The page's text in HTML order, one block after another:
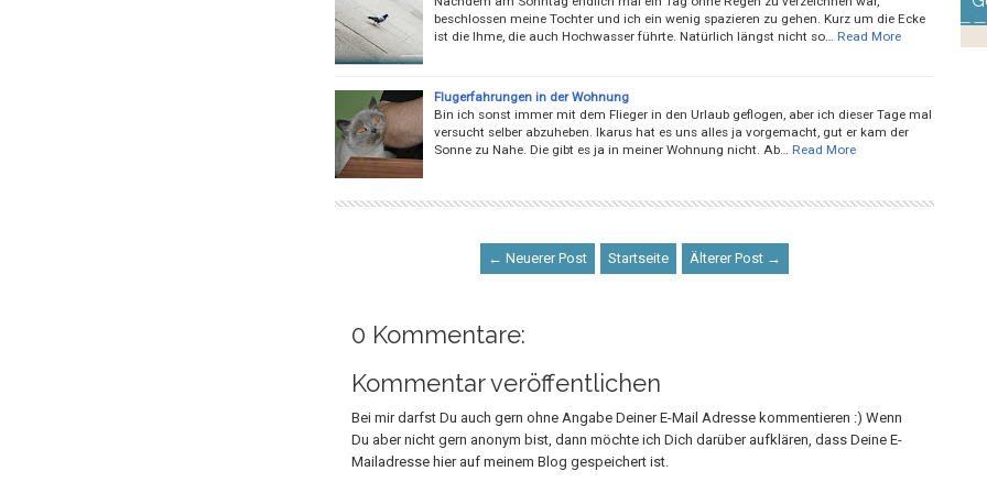
beschlossen meine Tochter und ich ein wenig spazieren zu gehen. Kurz um die Ecke
ist die Ihme, die auch Hochwasser führte. Natürlich längst nicht so…
Read More
Flugerfahrungen in der Wohnung
Bin ich sonst immer mit dem Flieger in den Urlaub geflogen, aber ich dieser Tage mal
versucht selber abzuheben. Ikarus hat es uns alles ja vorgemacht, gut er kam der
Sonne zu Nahe. Die gibt es ja in meiner Wohnung nicht. Ab…
Read More
← Neuerer Post Startseite Älterer Post →
0 Kommentare:
Kommentar veröffentlichen
Bei mir darfst Du auch gern ohne Angabe Deiner E-Mail Adresse kommentieren :) Wenn
Du aber nicht gern anonym bist, dann möchte ich Dich darüber aufklären, dass Deine E-
Mailadresse hier auf meinem Blog gespeichert ist.